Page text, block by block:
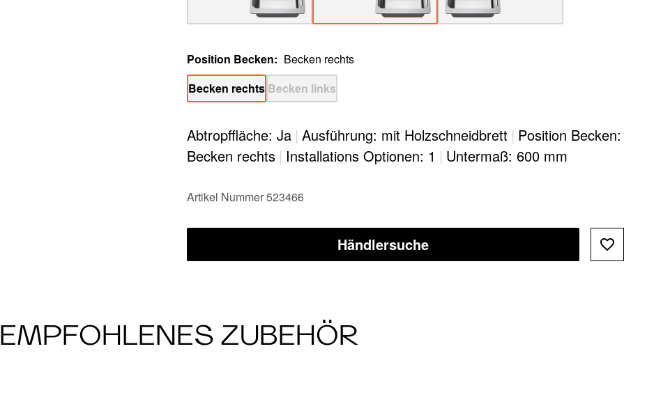
Position Becken: Becken rechts
Becken rechts Becken links
Abtropffläche: Ja | Ausführung: mit Holzschneidbrett | Position Becken:
Becken rechts | Installations Optionen: 1 | Untermaß: 600 mm
Artikel Nummer 523466
Händlersuche
EMPFOHLENES ZUBEHÖR